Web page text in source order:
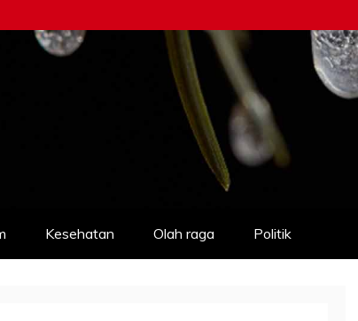
Kesehatan Olah raga Politik